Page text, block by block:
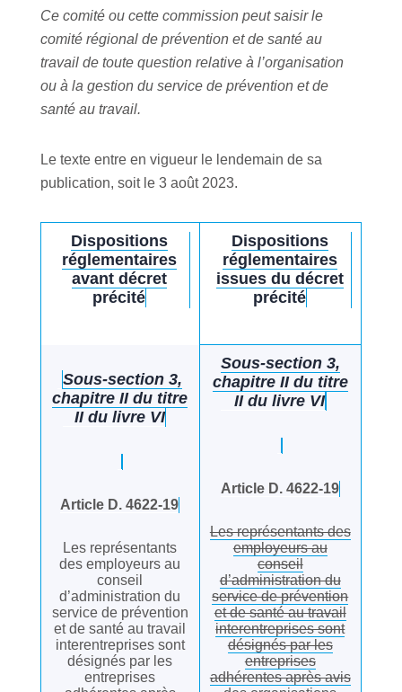
Ce comité ou cette commission peut saisir le
comité régional de prévention et de santé au
travail de toute question relative à l’organisation
ou à la gestion du service de prévention et de
santé au travail.
Le texte entre en vigueur le lendemain de sa
publication, soit le 3 août 2023.
Dispositions
réglementaires
avant décret
précité
Dispositions
réglementaires
issues du décret
précité
Sous-section 3,
chapitre II du titre
II du livre VI
Article D. 4622-19
Les représentants
des employeurs au
conseil
d’administration du
service de prévention
et de santé au travail
interentreprises sont
désignés par les
entreprises
Sous-section 3,
chapitre II du titre
II du livre VI
Article D. 4622-19
Les représentants des
employeurs au
conseil
d’administration du
service de prévention
et de santé au travail
interentreprises sont
désignés par les
entreprises
adhérentes après avis